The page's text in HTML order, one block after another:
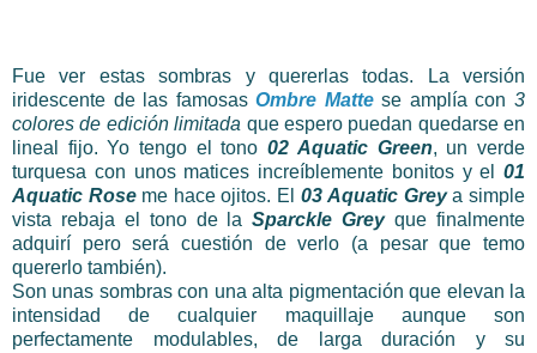
Fue ver estas sombras y quererlas todas. La versión
iridescente de las famosasOmbre Mattese amplía con3
colores de edición limitada que espero puedan quedarse en
lineal fijo. Yo tengo el tono02 Aquatic Green, un verde
turquesa con unos matices increíblemente bonitos y el 01
Aquatic Roseme hace ojitos. El 03 Aquatic Greya simple
vista rebaja el tono de laSparckle Greyque finalmente
adquirí pero será cuestión de verlo (a pesar que temo
quererlo también).
Son unas sombras con una alta pigmentación que elevan la
intensidad de cualquier maquillaje aunque son
perfectamente modulables, de larga duración y su